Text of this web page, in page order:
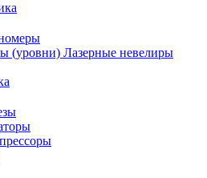
Лазерные невелиры